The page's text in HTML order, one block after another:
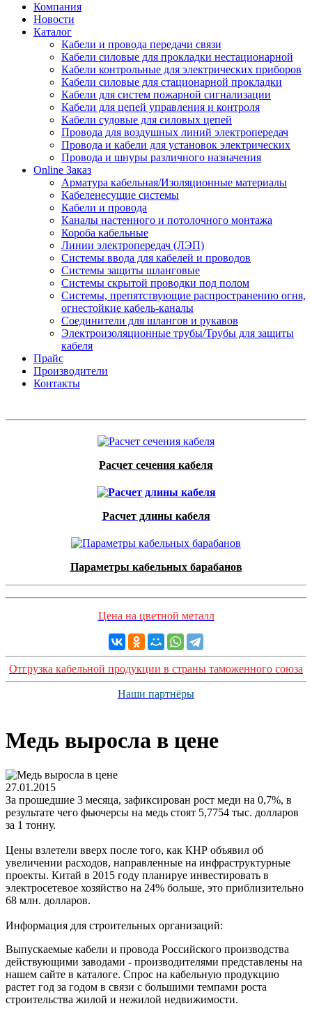
Компания
Новости
Каталог
Кабели и провода передачи связи
Кабели силовые для прокладки нестационарной
Кабели контрольные для электрических приборов
Кабели силовые для стационарной прокладки
Кабели для систем пожарной сигнализации
Кабели для цепей управления и контроля
Кабели судовые для силовых цепей
Провода для воздушных линий электропередач
Провода и кабели для установок электрических
Провода и шнуры различного назначения
Online Заказ
Арматура кабельная/Изоляционные материалы
Кабеленесущие системы
Кабели и провода
Каналы настенного и потолочного монтажа
Короба кабельные
Линии электропередач (ЛЭП)
Системы ввода для кабелей и проводов
Системы защиты шланговые
Системы скрытой проводки под полом
Системы, препятствующие распространению огня,
огнестойкие кабель-каналы
Соединители для шлангов и рукавов
Электроизоляционные трубы/Трубы для защиты
кабеля
Прайс
Производители
Контакты
Расчет сечения кабеля
Расчет длины кабеля
Параметры кабельных барабанов
Цена на цветной металл
Отгрузка кабельной продукции в страны таможенного союза
Наши партнёры
Медь выросла в цене
27.01.2015
За прошедшие 3 месяца, зафиксирован рост меди на 0,7%, в
результате чего фьючерсы на медь стоят 5,7754 тыс. долларов
за 1 тонну.
Цены взлетели вверх после того, как КНР объявил об
увеличении расходов, направленные на инфраструктурные
проекты. Китай в 2015 году планируе инвестировать в
электросетевое хозяйство на 24% больше, это приблизительно
68 млн. долларов.
Информация для строительных организаций:
Выпускаемые кабели и провода Российского производства
действующими заводами - производителями представлены на
нашем сайте в каталоге. Спрос на кабельную продукцию
растет год за годом в связи с большими темпами роста
строительства жилой и нежилой недвижимости.